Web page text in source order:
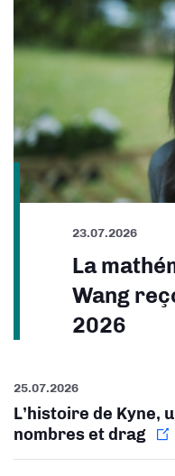
23.07.2026
La
Wang
2026
25.07.2026
L’histoire de Kyne,
nombres et drag